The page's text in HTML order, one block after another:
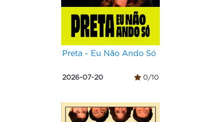
Preta - Eu Não Ando Só
2026-07-20 0/10